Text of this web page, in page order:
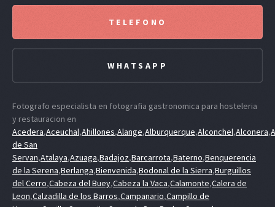
TELEFONO
WHATSAPP
Fotografo especialista en fotografia gastronomica para hosteleria
y restauracion en
Acedera,Aceuchal,Ahillones,Alange,Alburquerque,Alconchel,Alconera,
de San
Servan,Atalaya,Azuaga,Badajoz,Barcarrota,Baterno,Benquerencia
de la Serena,Berlanga,Bienvenida,Bodonal de la Sierra,Burguillos
del Cerro,Cabeza del Buey,Cabeza la Vaca,Calamonte,Calera de
Leon,Calzadilla de los Barros,Campanario,Campillo de